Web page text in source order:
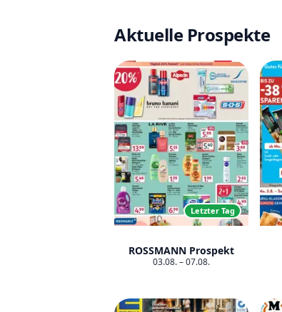
Aktuelle Prospekte
Letzter Tag
ROSSMANN Prospekt
03.08. – 07.08.